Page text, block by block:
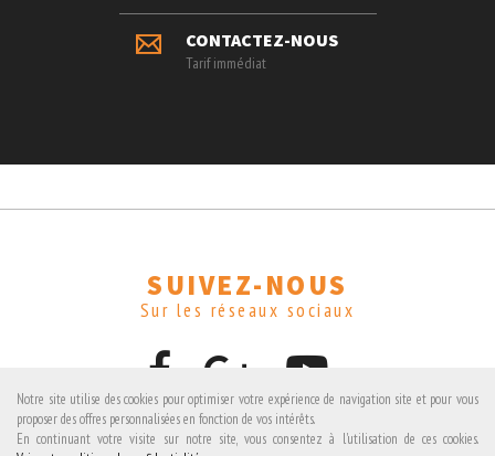
CONTACTEZ-NOUS
Tarif immédiat
SUIVEZ-NOUS
Sur les réseaux sociaux
Notre site utilise des cookies pour optimiser votre expérience de navigation site et pour vous
proposer des offres personnalisées en fonction de vos intérêts.
En continuant votre visite sur notre site, vous consentez à l'utilisation de ces cookies.